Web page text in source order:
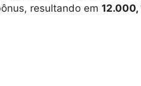
resultando em